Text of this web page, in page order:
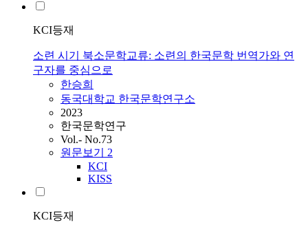
KCI등재
소련 시기 북소문학교류: 소련의 한국문학 번역가와 연
구자를 중심으로
한승희
동국대학교 한국문학연구소
2023
한국문학연구
Vol.- No.73
원문보기 2
KCI
KISS
KCI등재